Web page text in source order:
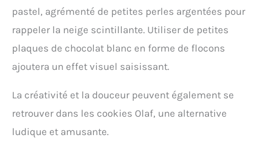
pastel, agrémenté de petites perles argentées pour
rappeler la neige scintillante. Utiliser de petites
plaques de chocolat blanc en forme de flocons
ajoutera un effet visuel saisissant.
La créativité et la douceur peuvent également se
retrouver dans les cookies Olaf, une alternative
ludique et amusante.